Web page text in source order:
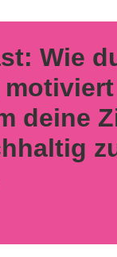
Wie
deine